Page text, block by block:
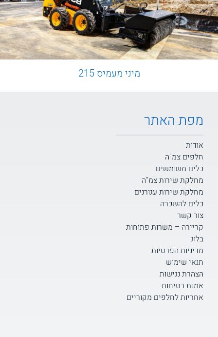
מיני מעמיס 215
מפת האתר
אודות
חלפים צמ"ה
כלים משומשים
מחלקת שירות צמ"ה
מחלקת שירות עגורנים
כלים להשכרה
צור קשר
קריירה – משרות פתוחות
בלוג
מדיניות הפרטיות
תנאי שימוש
הצהרת נגישות
אמנת בטיחות
אחריות לחלפים מקוריים